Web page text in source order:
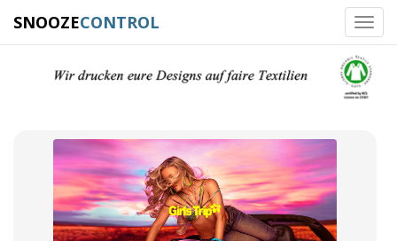
SNOOZECONTROL